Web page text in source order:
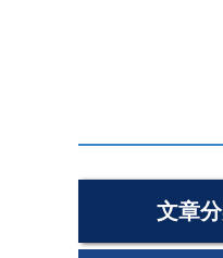
文章